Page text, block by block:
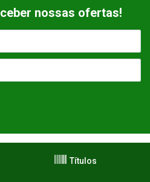
nossas ofertas!
Títulos